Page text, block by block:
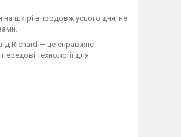
шкірі впродовж усього дня, не
Richard — це справжнє
технології для